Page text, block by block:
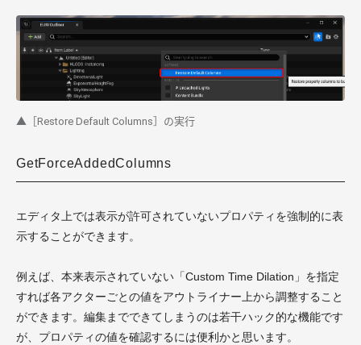
▲［Restore Default Columns］の実行
GetForceAddedColumns
エディタ上では表示が許可されていないプロパティを強制的に表
示することができます。
例えば、本来表示されていない「Custom Time Dilation」を指定
すれば各アクターごとの値をアウトライナー上から調整すること
ができます。編集までできてしまうのは若干ハック的な機能です
が、プロパティの値を確認するには便利かと思います。